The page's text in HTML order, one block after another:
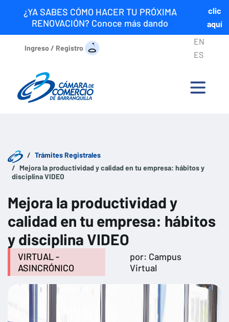
¿YA SABES CÓMO HACER TU PRÓXIMA
RENOVACIÓN? Conoce más dando
clic
aquí
Ingreso / Registro
EN
ES
Trámites Registrales
Mejora la productividad y calidad en tu empresa: hábitos y
disciplina VIDEO
Mejora la productividad y
calidad en tu empresa: hábitos
y disciplina VIDEO
VIRTUAL -
ASINCRÓNICO
por: Campus
Virtual